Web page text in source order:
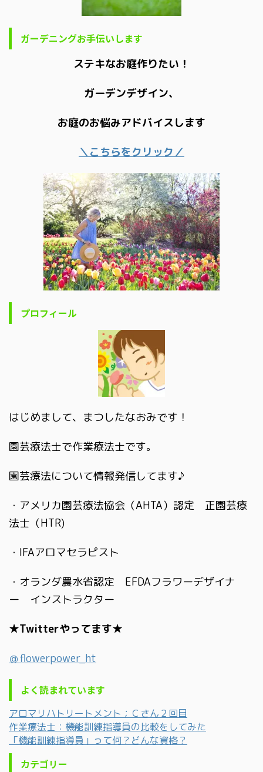
ガーデニングお手伝いします
ステキなお庭作りたい！
ガーデンデザイン、
お庭のお悩みアドバイスします
＼こちらをクリック／
プロフィール
はじめまして、まつしたなおみです！
園芸療法士で作業療法士です。
園芸療法について情報発信してます♪
・アメリカ園芸療法協会（AHTA）認定 正園芸療
法士（HTR)
・IFAアロマセラピスト
・オランダ農水省認定 EFDAフラワーデザイナ
ー インストラクター
★Twitterやってます★
＠flowerpower_ht
よく読まれています
アロマリハトリートメント；Ｃさん２回目
作業療法士：機能訓練指導員の比較をしてみた
「機能訓練指導員」って何？どんな資格？
カテゴリー